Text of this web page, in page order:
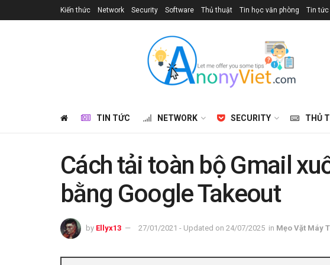
Kiến thức Network Security Software Thủ thuật Tin học văn phòng Tin tức
TIN TỨC NETWORK SECURITY THỦ
Cách tải toàn bộ Gmail
bằng Google Takeout
by Ellyx13 27/01/2021 - Updated on 24/07/2025 in Mẹo Vặt Máy